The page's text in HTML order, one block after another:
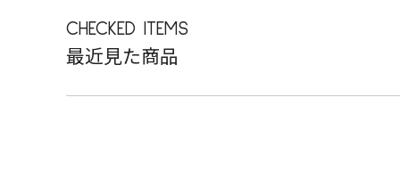
CHECKED ITEMS
最近見た商品